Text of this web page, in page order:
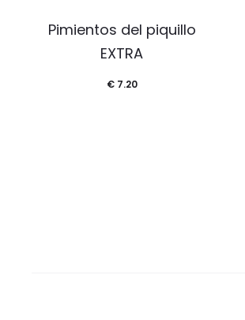
Pimientos del piquillo
EXTRA
€7.20